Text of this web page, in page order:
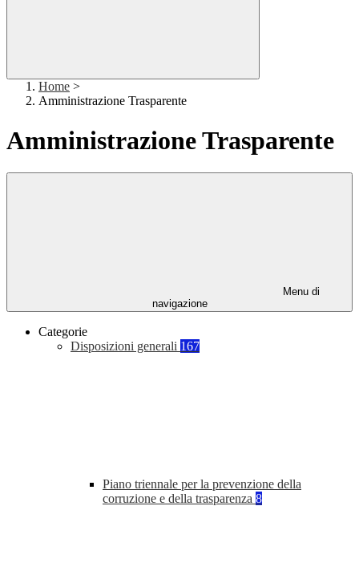
Home >
Amministrazione Trasparente
Amministrazione Trasparente
Menu di
navigazione
Categorie
Disposizioni generali 167
Piano triennale per la prevenzione della
corruzione e della trasparenza 8